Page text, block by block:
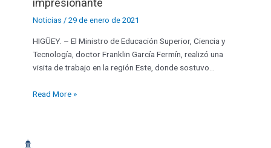
impresionante
Noticias /29 de enero de 2021
HIGÜEY. – El Ministro de Educación Superior, Ciencia y
Tecnología, doctor Franklin García Fermín, realizó una
visita de trabajo en la región Este, donde sostuvo…
Read More »